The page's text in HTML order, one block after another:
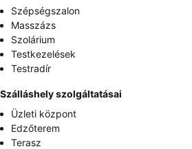
Szépségszalon
Masszázs
Szolárium
Testkezelések
Testradír
Szálláshely szolgáltatásai
Üzleti központ
Edzőterem
Terasz